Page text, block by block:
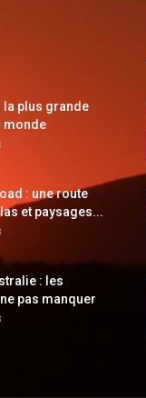
la plus grande
monde
: une route
et paysages...
: les
pas manquer